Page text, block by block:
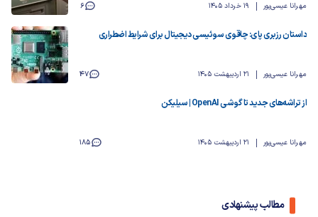
مهرانا عیسی‌پور 19 خرداد 1405 6
داستان رزبری پای: چاقوی سوئیسی دیجیتال برای شرایط اضطراری
مهرانا عیسی‌پور 21 اردیبهشت 1405 47
از تراشه‌های جدید تا گوشی OpenAI | سیلیکن
مهرانا عیسی‌پور 21 اردیبهشت 1405 185
مطالب پیشنهادی